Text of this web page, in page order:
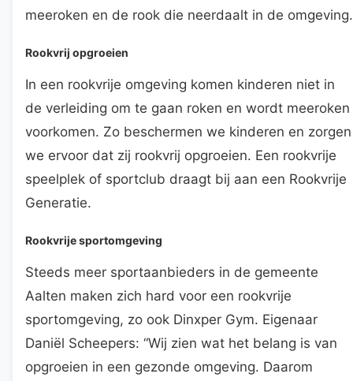
meeroken en de rook die neerdaalt in de omgeving.
Rookvrij opgroeien
In een rookvrije omgeving komen kinderen niet in
de verleiding om te gaan roken en wordt meeroken
voorkomen. Zo beschermen we kinderen en zorgen
we ervoor dat zij rookvrij opgroeien. Een rookvrije
speelplek of sportclub draagt bij aan een Rookvrije
Generatie.
Rookvrije sportomgeving
Steeds meer sportaanbieders in de gemeente
Aalten maken zich hard voor een rookvrije
sportomgeving, zo ook Dinxper Gym. Eigenaar
Daniël Scheepers: “Wij zien wat het belang is van
opgroeien in een gezonde omgeving. Daarom